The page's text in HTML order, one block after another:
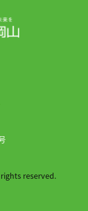
reserved.